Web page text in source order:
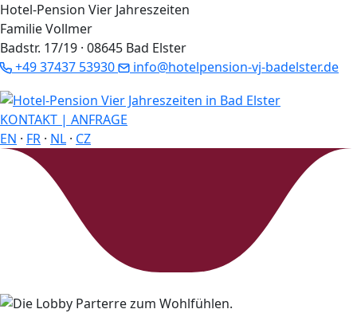
Hotel-Pension Vier Jahreszeiten
Familie Vollmer
Badstr. 17/19 · 08645 Bad Elster
+49 37437 53930
info@hotelpension-vj-badelster.de
KONTAKT | ANFRAGE
EN · FR · NL · CZ